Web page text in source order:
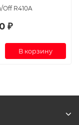
Off R410A
₽
В корзину